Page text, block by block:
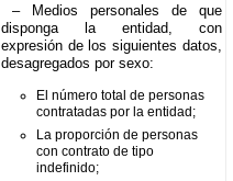
– Medios personales de que
disponga la entidad, con
expresión de los siguientes datos,
desagregados por sexo:
El número total de personas
contratadas por la entidad;
La proporción de personas
con contrato de tipo
indefinido;